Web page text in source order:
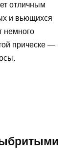
отличным
и вьющихся
немного
прическе —